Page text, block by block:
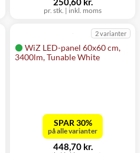
pr. stk. | inkl. moms
WiZ LED-panel 60x60 cm,
3400lm, Tunable White
2 varianter
448,70 kr.
SPAR 30%
på alle varianter